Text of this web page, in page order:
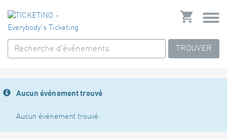
TROUVER
Aucun événement trouvé
Aucun événement trouvé